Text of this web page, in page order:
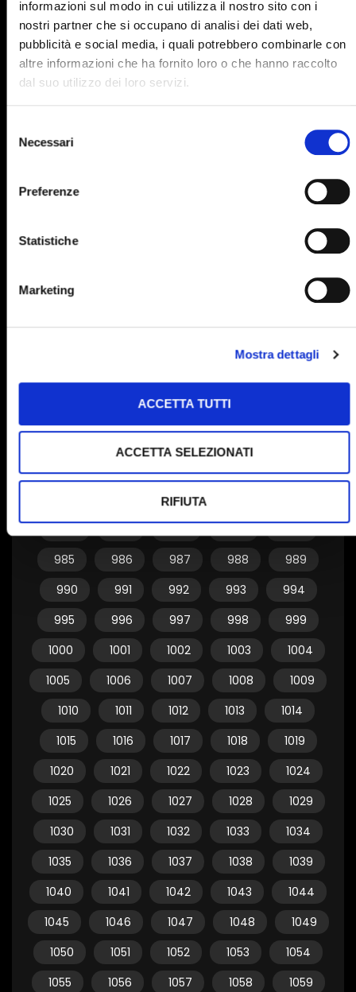
informazioni sul modo in cui utilizza il nostro sito con i
nostri partner che si occupano di analisi dei dati web,
pubblicità e social media, i quali potrebbero combinarle con
altre informazioni che ha fornito loro o che hanno raccolto
dal suo utilizzo dei loro servizi.
delNecessari
Preferenze
Statistiche
Marketing
Mostra dettagli
ACCETTA TUTTI
ACCETTA SELEZIONATI
RIFIUTA
900
901 902 903
904
905
906 907
915
925
929
940
944
953
954
955
956 957 958
959
962 963
970
971 972 973
974
977
985
986 987 988
989
990
991 992 993
994
995
996 997 998
999
1000
1001 1002 1003
1004
1005
1006 1007 1008
1009
1010
1011 1012 1013
1014
1015
1016 1017 1018
1019
1020
1021 1022 1023
1024
1025
1026 1027 1028
1029
1030
1031 1032 1033
1034
1035
1036 1037 1038
1039
1040
1041 1042 1043
1044
1045
1046 1047 1048
1049
1050
1051 1052 1053
1054
1055
1056 1057 1058
1059